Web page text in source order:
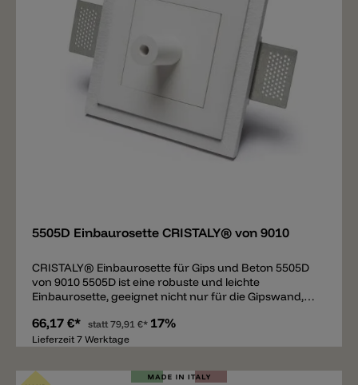
eignet sich die Pendelleuchte über Kommoden,
Sideboards, Nachtkästchen, Esstische und Theken.
5505D Einbaurosette CRISTALY® von 9010
CRISTALY® Einbaurosette für Gips und Beton 5505D
von 9010 5505D ist eine robuste und leichte
Einbaurosette, geeignet nicht nur für die Gipswand,
eingebaut, verputzt und mit Wandfarbe übermalen
wurde, entsteht ein nahtloser Übergang - es sind
Detail bei diesem Modell ist der 6cm abstehende
66,17 €* statt79,91 €* 17%
Lieferzeit 7 Werktage